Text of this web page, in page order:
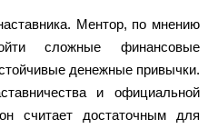
Ментор, по мнению
сложные финансовые
денежные привычки.
и официальной
считает достаточным для